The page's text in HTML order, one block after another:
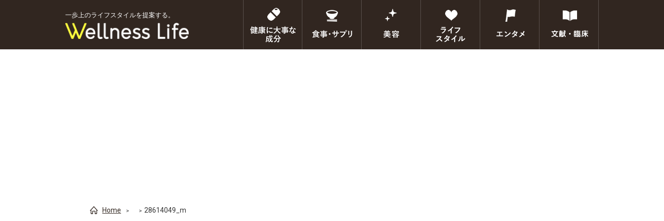
一歩上のライフスタイルを提案する。
Home 28614049_m